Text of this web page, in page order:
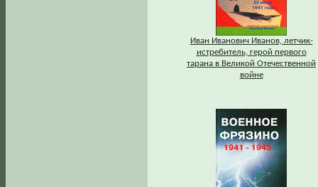
Иван Иванович Иванов, летчик-
истребитель, герой первого
тарана в Великой Отечественной
войне